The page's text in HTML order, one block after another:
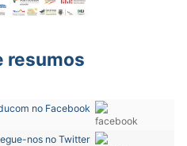
resumos
no Facebook
nos no Twitter